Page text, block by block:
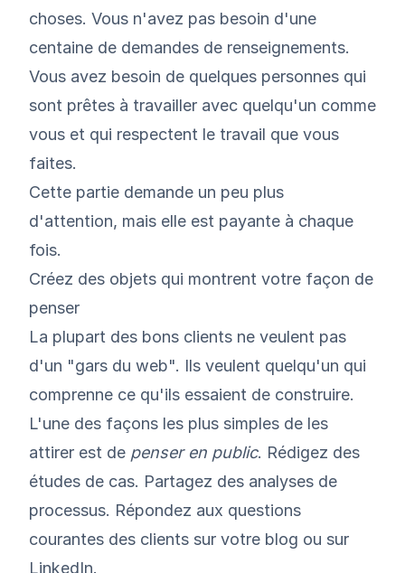
choses. Vous n'avez pas besoin d'une
centaine de demandes de renseignements.
Vous avez besoin de quelques personnes qui
sont prêtes à travailler avec quelqu'un comme
vous et qui respectent le travail que vous
faites.
Cette partie demande un peu plus
d'attention, mais elle est payante à chaque
fois.
Créez des objets qui montrent votre façon de
penser
La plupart des bons clients ne veulent pas
d'un "gars du web". Ils veulent quelqu'un qui
comprenne ce qu'ils essaient de construire.
L'une des façons les plus simples de les
attirer est de penser en public. Rédigez des
études de cas. Partagez des analyses de
processus. Répondez aux questions
courantes des clients sur votre blog ou sur
LinkedIn.